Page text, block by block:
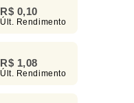
R$ 0,10
Últ. Rendimento
R$ 1,08
Últ. Rendimento